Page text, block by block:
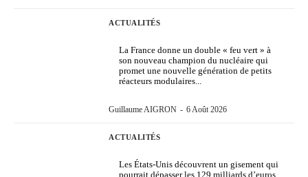
ACTUALITÉS
La France donne un double « feu vert » à
son nouveau champion du nucléaire qui
promet une nouvelle génération de petits
réacteurs modulaires...
Guillaume AIGRON - 6 Août 2026
ACTUALITÉS
Les États-Unis découvrent un gisement qui
pourrait dépasser les 129 milliards d’euros